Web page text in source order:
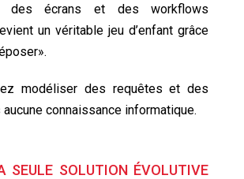
des écrans et des workflows
un véritable jeu d’enfant grâce
modéliser des requêtes et des
connaissance informatique.
SEULE SOLUTION ÉVOLUTIVE